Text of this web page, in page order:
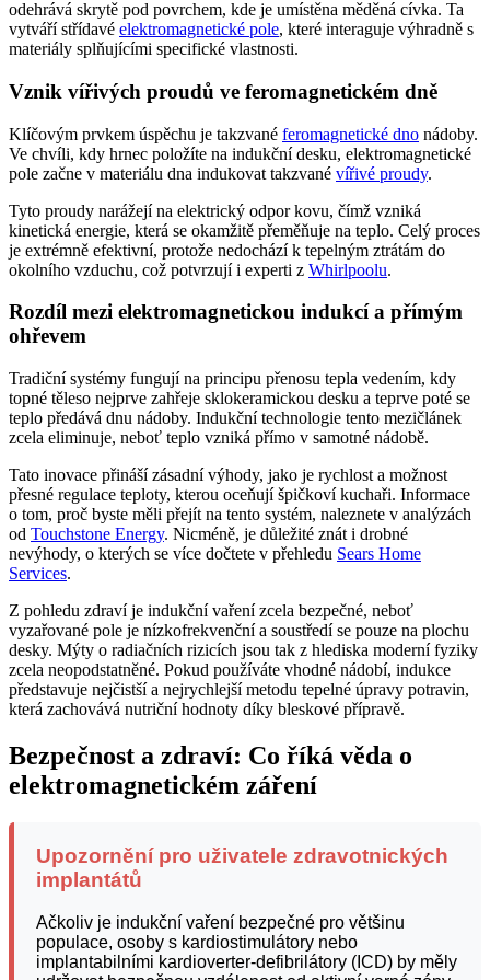
odehrává skrytě pod povrchem, kde je umístěna měděná cívka. Ta
vytváří střídavé elektromagnetické pole, které interaguje výhradně s
materiály splňujícími specifické vlastnosti.
Vznik vířivých proudů ve feromagnetickém dně
Klíčovým prvkem úspěchu je takzvané feromagnetické dno nádoby.
Ve chvíli, kdy hrnec položíte na indukční desku, elektromagnetické
pole začne v materiálu dna indukovat takzvané vířivé proudy.
Tyto proudy narážejí na elektrický odpor kovu, čímž vzniká
kinetická energie, která se okamžitě přeměňuje na teplo. Celý proces
je extrémně efektivní, protože nedochází k tepelným ztrátám do
okolního vzduchu, což potvrzují i experti z Whirlpoolu.
Rozdíl mezi elektromagnetickou indukcí a přímým
ohřevem
Tradiční systémy fungují na principu přenosu tepla vedením, kdy
topné těleso nejprve zahřeje sklokeramickou desku a teprve poté se
teplo předává dnu nádoby. Indukční technologie tento mezičlánek
zcela eliminuje, neboť teplo vzniká přímo v samotné nádobě.
Tato inovace přináší zásadní výhody, jako je rychlost a možnost
přesné regulace teploty, kterou oceňují špičkoví kuchaři. Informace
o tom, proč byste měli přejít na tento systém, naleznete v analýzách
od Touchstone Energy. Nicméně, je důležité znát i drobné
nevýhody, o kterých se více dočtete v přehledu Sears Home
Services.
Z pohledu zdraví je indukční vaření zcela bezpečné, neboť
vyzařované pole je nízkofrekvenční a soustředí se pouze na plochu
desky. Mýty o radiačních rizicích jsou tak z hlediska moderní fyziky
zcela neopodstatněné. Pokud používáte vhodné nádobí, indukce
představuje nejčistší a nejrychlejší metodu tepelné úpravy potravin,
která zachovává nutriční hodnoty díky bleskové přípravě.
Bezpečnost a zdraví: Co říká věda o
elektromagnetickém záření
Upozornění pro uživatele zdravotnických
implantátů
Ačkoliv je indukční vaření bezpečné pro většinu
populace, osoby s kardiostimulátory nebo
implantabilními kardioverter-defibrilátory (ICD) by měly